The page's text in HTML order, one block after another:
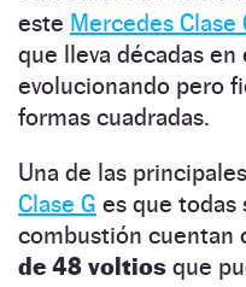
este Mercedes Clase
que lleva décadas en
evolucionando pero
formas cuadradas.
Una de las
Clase G es que todas
combustión cuentan
de 48 voltios que